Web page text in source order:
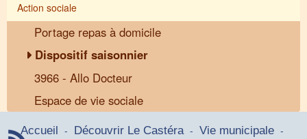
Action sociale
Portage repas à domicile
Dispositif saisonnier
3966 - Allo Docteur
Espace de vie sociale
Accueil - Découvrir Le Castéra - Vie municipale -